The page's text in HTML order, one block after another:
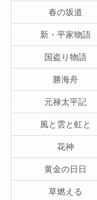
春の坂道
新・平家物語
国盗り物語
勝海舟
元禄太平記
風と雲と虹と
花神
黄金の日日
草燃える